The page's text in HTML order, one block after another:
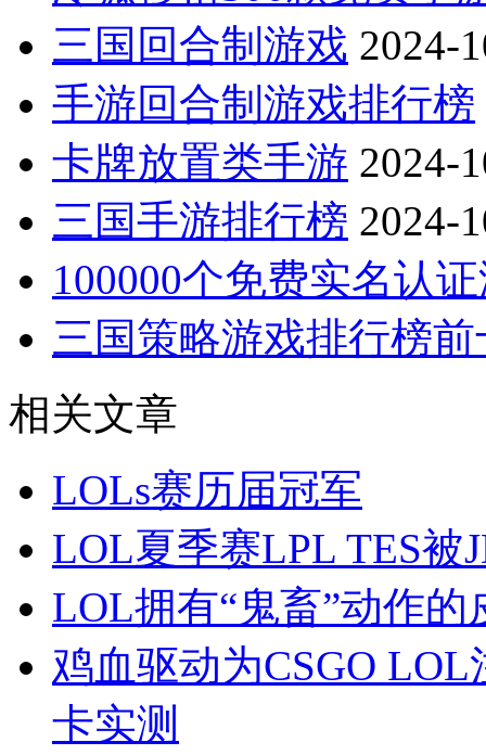
三国回合制游戏 2024-
手游回合制游戏排行榜
卡牌放置类手游 2024-
三国手游排行榜 2024-
100000个免费实名认
三国策略游戏排行榜
相关文章
LOLs赛历届冠军
LOL夏季赛LPL TES被
LOL拥有“鬼畜”动作的
鸡血驱动为CSGO
卡实测